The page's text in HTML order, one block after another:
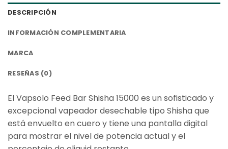
DESCRIPCIÓN
INFORMACIÓN COMPLEMENTARIA
MARCA
RESEÑAS (0)
El Vapsolo Feed Bar Shisha 15000 es un sofisticado y
excepcional vapeador desechable tipo Shisha que
está envuelto en cuero y tiene una pantalla digital
para mostrar el nivel de potencia actual y el